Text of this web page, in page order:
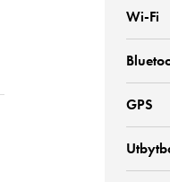
Wi-Fi
GPS